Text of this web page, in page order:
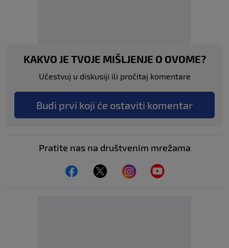
KAKVO JE TVOJE MIŠLJENJE O OVOME?
Učestvuj u diskusiji ili pročitaj komentare
Budi prvi koji će ostaviti komentar
Pratite nas na društvenim mrežama